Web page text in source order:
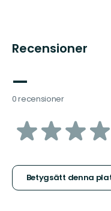
Recensioner
—
0 recensioner
av
stjärnor
Betygsätt denna